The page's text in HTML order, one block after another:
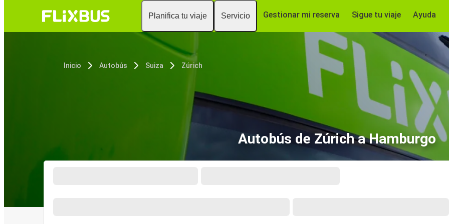
Planifica tu viaje Servicio Gestionar mi reserva Sigue tu viaje Ayuda
Inicio Autobús Suiza Zúrich
Autobús de Zúrich a Hamburgo